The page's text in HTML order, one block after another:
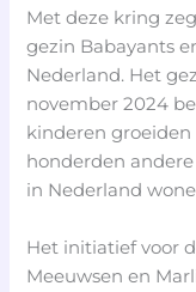
Met deze kring
gezin Babayants
Nederland. Het
november 2024
kinderen groeiden
honderden
in Nederland
Het initiatief voor
Meeuwsen en